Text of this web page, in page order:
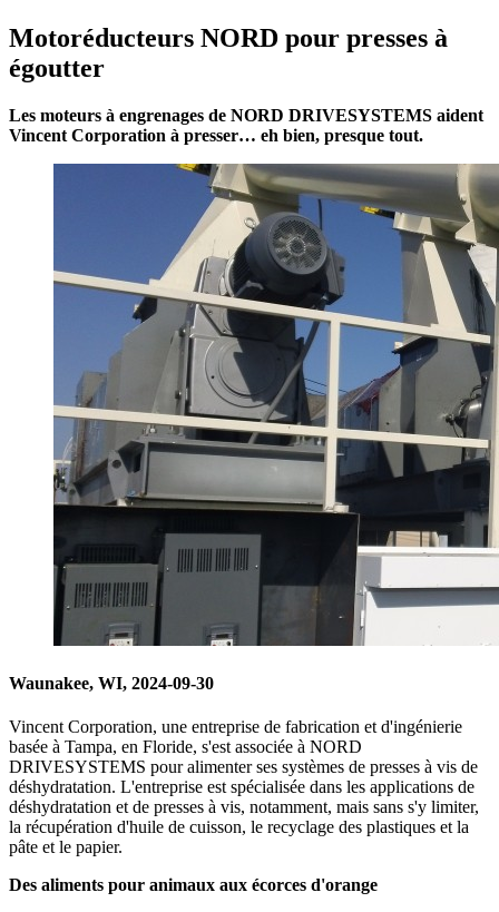
Motoréducteurs NORD pour presses à
égoutter
Les moteurs à engrenages de NORD DRIVESYSTEMS aident
Vincent Corporation à presser… eh bien, presque tout.
Waunakee, WI, 2024-09-30
Vincent Corporation, une entreprise de fabrication et d'ingénierie
basée à Tampa, en Floride, s'est associée à NORD
DRIVESYSTEMS pour alimenter ses systèmes de presses à vis de
déshydratation. L'entreprise est spécialisée dans les applications de
déshydratation et de presses à vis, notamment, mais sans s'y limiter,
la récupération d'huile de cuisson, le recyclage des plastiques et la
pâte et le papier.
Des aliments pour animaux aux écorces d'orange